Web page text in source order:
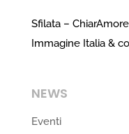
Sfilata –
Immagine Italia &
NEWS
Eventi